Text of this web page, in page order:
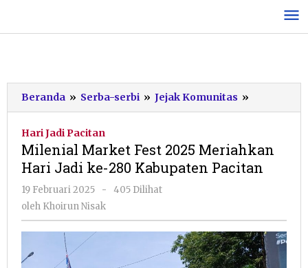
konten
Beranda » Serba-serbi » Jejak Komunitas »
Market
Meriahkan
Hari
Pacitan
Hari Jadi Pacitan
Milenial Market Fest 2025 Meriahkan
Hari Jadi ke-280 Kabupaten Pacitan
19 Februari 2025
oleh
Khoirun
-
405 Dilihat
oleh Khoirun Nisak